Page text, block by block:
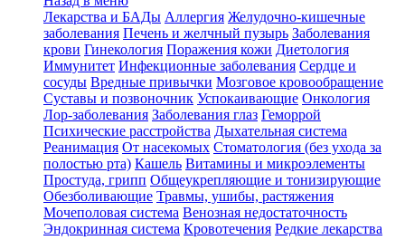
Лекарства и БАДы Аллергия Желудочно-кишечные
заболевания Печень и желчный пузырь Заболевания
крови Гинекология Поражения кожи Диетология
Иммунитет Инфекционные заболевания Сердце и
сосуды Вредные привычки Мозговое кровообращение
Суставы и позвоночник Успокаивающие Онкология
Лор-заболевания Заболевания глаз Геморрой
Психические расстройства Дыхательная система
Реанимация От насекомых Стоматология (без ухода за
полостью рта) Кашель Витамины и микроэлементы
Простуда, грипп Общеукрепляющие и тонизирующие
Обезболивающие Травмы, ушибы, растяжения
Мочеполовая система Венозная недостаточность
Эндокринная система Кровотечения Редкие лекарства